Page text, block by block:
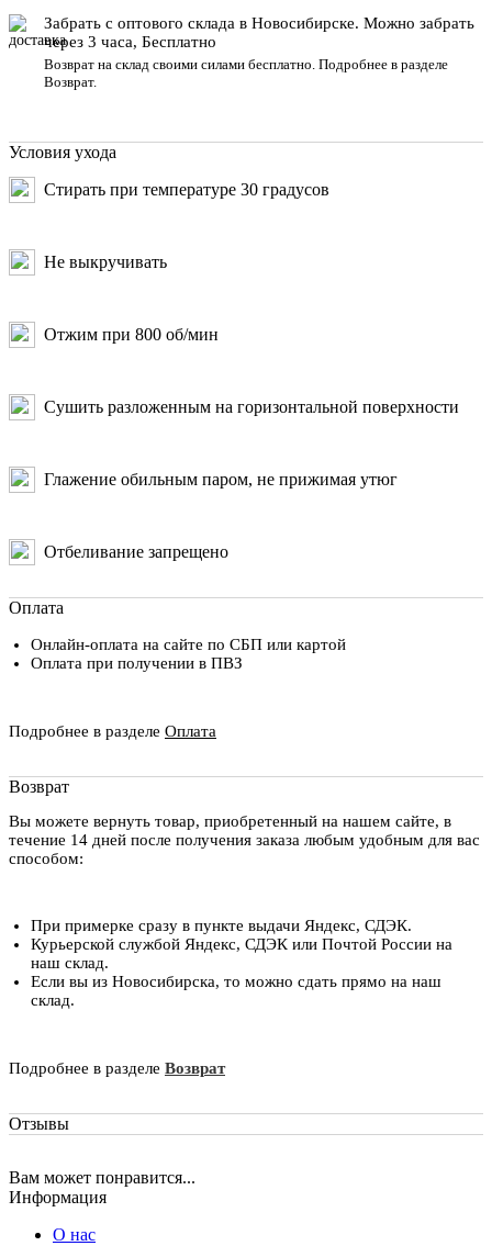
Забрать с оптового склада в Новосибирске. Можно забрать
через 3 часа, Бесплатно
Возврат на склад своими силами бесплатно. Подробнее в разделе
Возврат.
Условия ухода
Стирать при температуре 30 градусов
Не выкручивать
Отжим при 800 об/мин
Сушить разложенным на горизонтальной поверхности
Глажение обильным паром, не прижимая утюг
Отбеливание запрещено
Оплата
Онлайн-оплата на сайте по СБП или картой
Оплата при получении в ПВЗ
Подробнее в разделе Оплата
Возврат
Вы можете вернуть товар, приобретенный на нашем сайте, в
течение 14 дней после получения заказа любым удобным для вас
способом:
При примерке сразу в пункте выдачи Яндекс, СДЭК.
Курьерской службой Яндекс, СДЭК или Почтой России на
наш склад.
Если вы из Новосибирска, то можно сдать прямо на наш
склад.
Подробнее в разделе Возврат
Отзывы
Вам может понравится...
Информация
О нас